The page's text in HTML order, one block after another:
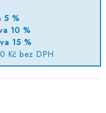
5 %
10 %
15 %
Kč bez DPH